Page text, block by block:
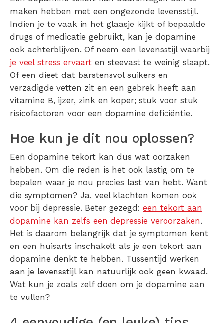
maken hebben met een ongezonde levensstijl.
Indien je te vaak in het glaasje kijkt of bepaalde
drugs of medicatie gebruikt, kan je dopamine
ook achterblijven. Of neem een levensstijl waarbij
je veel stress ervaart en steevast te weinig slaapt.
Of een dieet dat barstensvol suikers en
verzadigde vetten zit en een gebrek heeft aan
vitamine B, ijzer, zink en koper; stuk voor stuk
risicofactoren voor een dopamine deficiëntie.
Hoe kun je dit nou oplossen?
Een dopamine tekort kan dus wat oorzaken
hebben. Om die reden is het ook lastig om te
bepalen waar je nou precies last van hebt. Want
die symptomen? Ja, veel klachten komen ook
voor bij depressie. Beter gezegd: een tekort aan
dopamine kan zelfs een depressie veroorzaken.
Het is daarom belangrijk dat je symptomen kent
en een huisarts inschakelt als je een tekort aan
dopamine denkt te hebben. Tussentijd werken
aan je levensstijl kan natuurlijk ook geen kwaad.
Wat kun je zoals zelf doen om je dopamine aan
te vullen?